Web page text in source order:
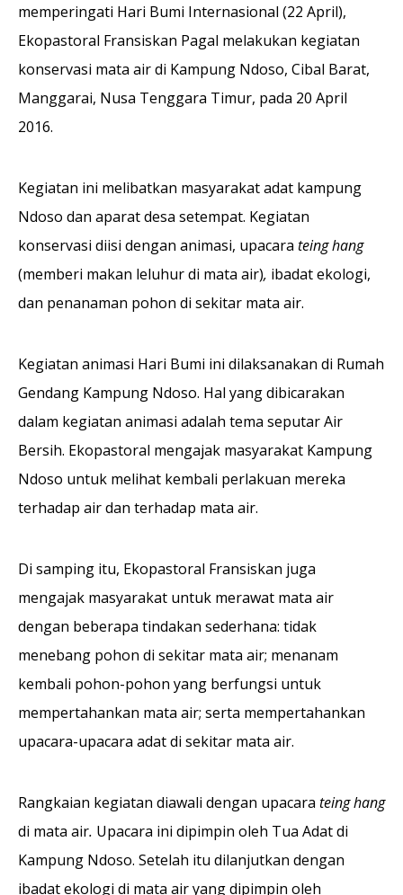
memperingati Hari Bumi Internasional (22 April),
Ekopastoral Fransiskan Pagal melakukan kegiatan
konservasi mata air di Kampung Ndoso, Cibal Barat,
Manggarai, Nusa Tenggara Timur, pada 20 April
2016.
Kegiatan ini melibatkan masyarakat adat kampung
Ndoso dan aparat desa setempat. Kegiatan
konservasi diisi dengan animasi, upacara teing hang
(memberi makan leluhur di mata air), ibadat ekologi,
dan penanaman pohon di sekitar mata air.
Kegiatan animasi Hari Bumi ini dilaksanakan di Rumah
Gendang Kampung Ndoso. Hal yang dibicarakan
dalam kegiatan animasi adalah tema seputar Air
Bersih. Ekopastoral mengajak masyarakat Kampung
Ndoso untuk melihat kembali perlakuan mereka
terhadap air dan terhadap mata air.
Di samping itu, Ekopastoral Fransiskan juga
mengajak masyarakat untuk merawat mata air
dengan beberapa tindakan sederhana: tidak
menebang pohon di sekitar mata air; menanam
kembali pohon-pohon yang berfungsi untuk
mempertahankan mata air; serta mempertahankan
upacara-upacara adat di sekitar mata air.
Rangkaian kegiatan diawali dengan upacara teing hang
di mata air. Upacara ini dipimpin oleh Tua Adat di
Kampung Ndoso. Setelah itu dilanjutkan dengan
ibadat ekologi di mata air yang dipimpin oleh